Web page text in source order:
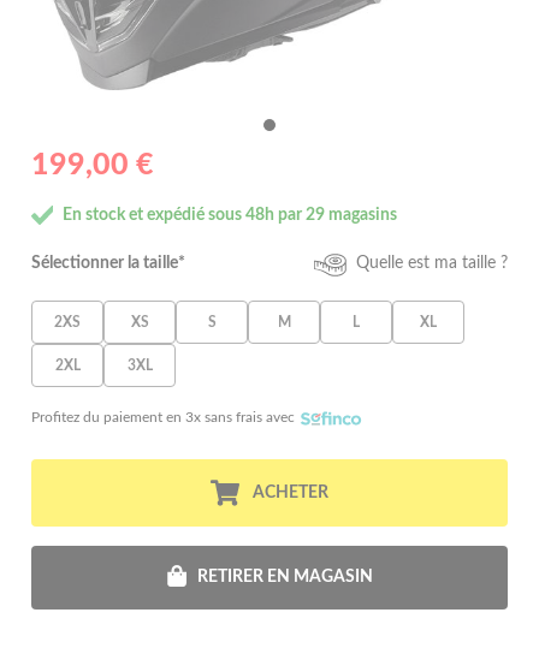
199,00 €
En stock et expédié sous 48h par 29 magasins
Sélectionner la taille* Quelle est ma taille ?
2XS XS S M L XL
2XL 3XL
Profitez du paiement en 3x sans frais avec
ACHETER
RETIRER EN MAGASIN